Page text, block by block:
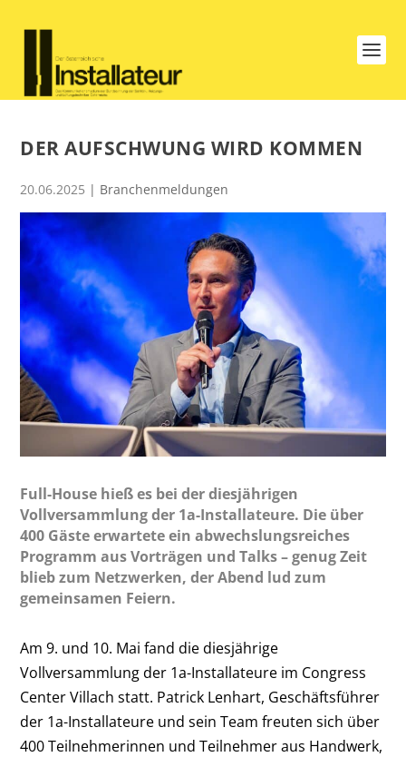
DER AUFSCHWUNG WIRD KOMMEN
20.06.2025 | Branchenmeldungen
Full-House hieß es bei der diesjährigen
Vollversammlung der 1a-Installateure. Die über
400 Gäste erwartete ein abwechslungsreiches
Programm aus Vorträgen und Talks – genug Zeit
blieb zum Netzwerken, der Abend lud zum
gemeinsamen Feiern.
Am 9. und 10. Mai fand die diesjährige
Vollversammlung der 1a-Installateure im Congress
Center Villach statt. Patrick Lenhart, Geschäftsführer
der 1a-Installateure und sein Team freuten sich über
400 Teilnehmerinnen und Teilnehmer aus Handwerk,